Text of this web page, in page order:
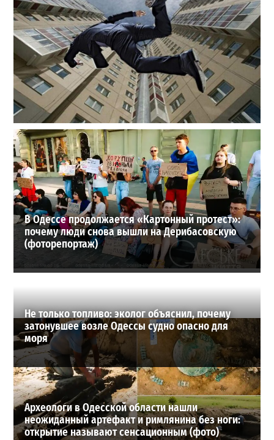
В одесском жилмассиве Радужном погиб 26-летний
мужчина: что известно
27-07-2026 в 13:47
ВИБОР РЕДАКЦИИ
В Одессе продолжается «Картонный протест»:
почему люди снова вышли на Дерибасовскую
(фоторепортаж)
Не только топливо: эколог объяснил, почему
затонувшее возле Одессы судно опасно для
моря
Археологи в Одесской области нашли
неожиданный артефакт и римлянина без ноги:
открытие называют сенсационным (фото)